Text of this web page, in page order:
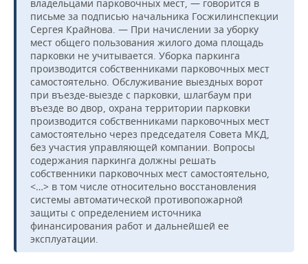
владельцами парковочных мест, — говорится в
письме за подписью начальника Госжилинспекции
Сергея Крайнова. — При начислении за уборку
мест общего пользования жилого дома площадь
парковки не учитывается. Уборка паркинга
производится собственниками парковочных мест
самостоятельно. Обслуживание выездных ворот
при въезде-выезде с парковки, шлагбаум при
въезде во двор, охрана территории парковки
производится собственниками парковочных мест
самостоятельно через председателя Совета МКД,
без участия управляющей компании. Вопросы
содержания паркинга должны решать
собственники парковочных мест самостоятельно,
<…> в том числе относительно восстановления
системы автоматической противопожарной
защиты с определением источника
финансирования работ и дальнейшей ее
эксплуатации.